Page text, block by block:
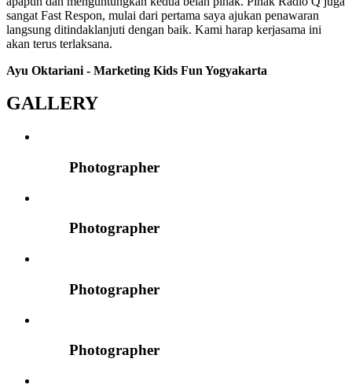
sangat Fast Respon, mulai dari pertama saya ajukan penawaran
langsung ditindaklanjuti dengan baik. Kami harap kerjasama ini
akan terus terlaksana.
Ayu Oktariani - Marketing Kids Fun Yogyakarta
GALLERY
Photographer
Photographer
Photographer
Photographer